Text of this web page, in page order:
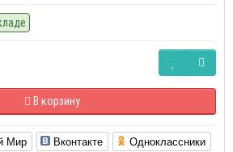
В корзину
Мир Вконтакте Одноклассники